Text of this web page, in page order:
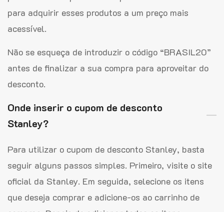
para adquirir esses produtos a um preço mais
acessível.
Não se esqueça de introduzir o código “BRASIL20”
antes de finalizar a sua compra para aproveitar do
desconto.
Onde inserir o cupom de desconto
Stanley?
Para utilizar o cupom de desconto Stanley, basta
seguir alguns passos simples. Primeiro, visite o site
oficial da Stanley. Em seguida, selecione os itens
que deseja comprar e adicione-os ao carrinho de